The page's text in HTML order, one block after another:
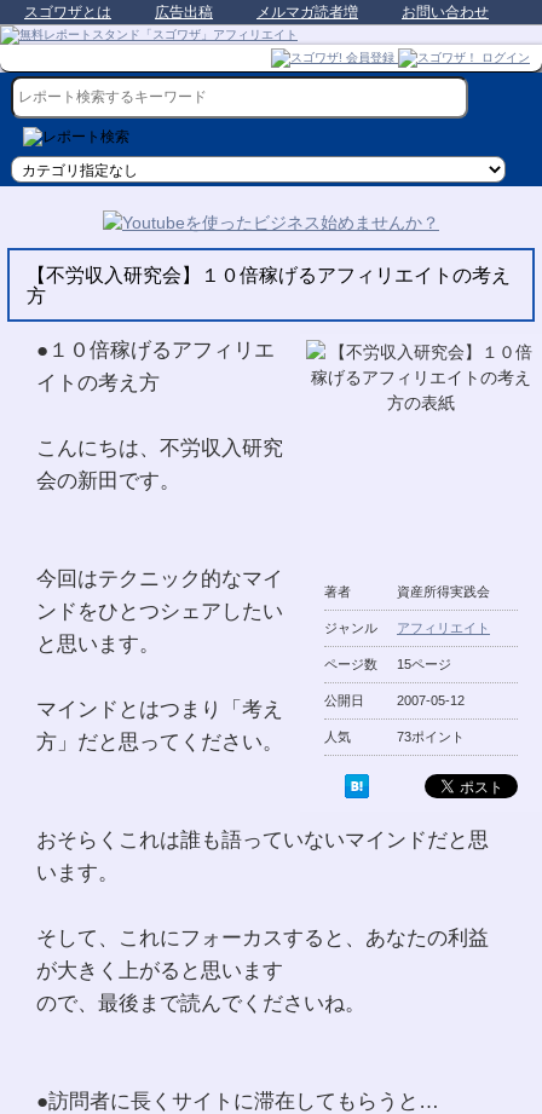
スゴワザとは 広告出稿 メルマガ読者増 お問い合わせ
【不労収入研究会】１０倍稼げるアフィリエイトの考え
方
著者 資産所得実践会
ジャンル アフィリエイト
ページ数 15ページ
公開日 2007-05-12
人気 73ポイント
●１０倍稼げるアフィリエ
イトの考え方
こんにちは、不労収入研究
会の新田です。
今回はテクニック的なマイ
ンドをひとつシェアしたい
と思います。
マインドとはつまり「考え
方」だと思ってください。
おそらくこれは誰も語っていないマインドだと思
います。
そして、これにフォーカスすると、あなたの利益
が大きく上がると思います
ので、最後まで読んでくださいね。
●訪問者に長くサイトに滞在してもらうと…